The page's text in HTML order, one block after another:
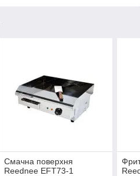
Смачна поверхня
Reednee EFT73-1